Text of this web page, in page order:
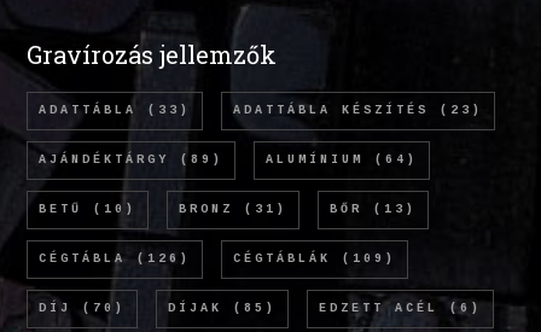
Gravírozás jellemzők
ADATTÁBLA (33) ADATTÁBLA KÉSZÍTÉS (23)
AJÁNDÉKTÁRGY (89) ALUMÍNIUM (64)
BETŰ (10) BRONZ (31) BŐR (13)
CÉGTÁBLA (126) CÉGTÁBLÁK (109)
DÍJ (70) DÍJAK (85) EDZETT ACÉL (6)